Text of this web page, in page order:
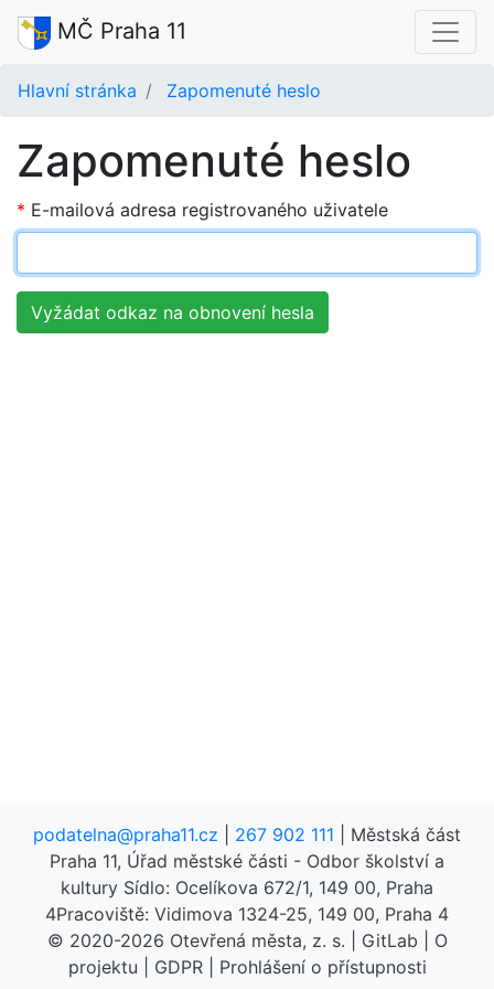
MČ Praha 11
Hlavní stránka Zapomenuté heslo
Zapomenuté heslo
E-mailová adresa registrovaného uživatele
podatelna@praha11.cz 267 902 111 | Městská část
Praha 11, Úřad městské části - Odbor školství a
kultury Sídlo: Ocelíkova 672/1, 149 00, Praha
4Pracoviště: Vidimova 1324-25, 149 00, Praha 4
© 2020-2026 Otevřená města, z. s. GitLab
O
projektu
GDPR| Prohlášení o přístupnosti